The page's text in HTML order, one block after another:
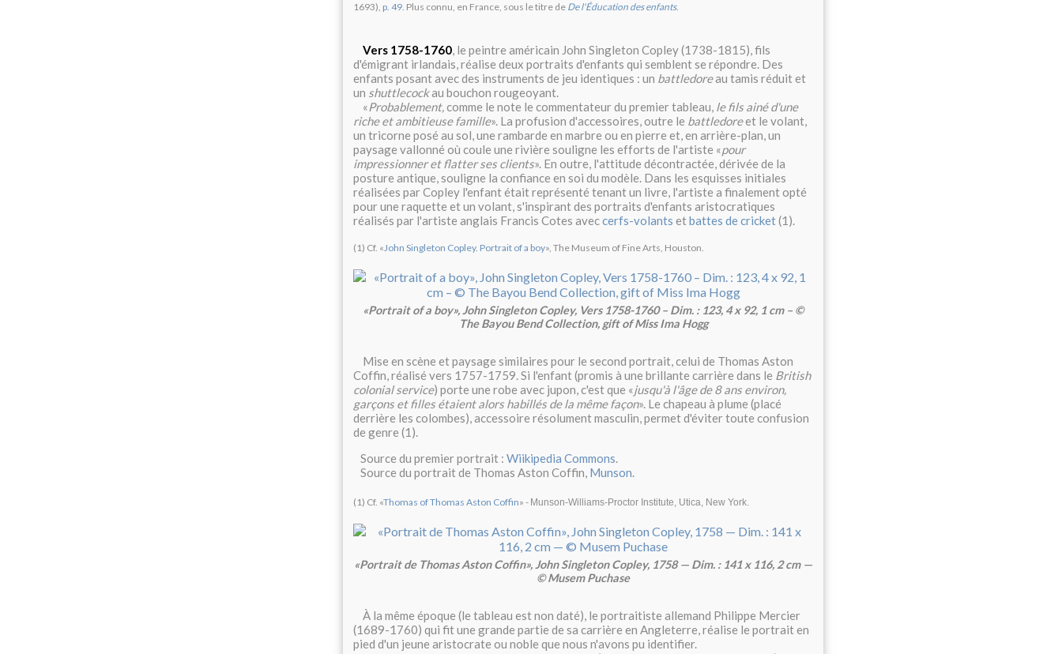
1693), p. 49. Plus connu, en France, sous le titre de De l'Éducation des enfants.
Vers 1758-1760, le peintre américain John Singleton Copley (1738-1815), fils
d'émigrant irlandais, réalise deux portraits d'enfants qui semblent se répondre. Des
enfants posant avec des instruments de jeu identiques : un battledoreau tamis réduit et
un shuttlecockau bouchon rougeoyant.
«Probablement,comme le note le commentateur du premier tableau, le fils ainé d'une
riche et ambitieuse famille». La profusion d'accessoires, outre le battledoreet le volant,
un tricorne posé au sol, une rambarde en marbre ou en pierre et, en arrière-plan, un
paysage vallonné où coule une rivière souligne les efforts de l'artiste «pour
impressionner et flatter ses clients». En outre, l'attitude décontractée, dérivée de la
posture antique, souligne la confiance en soi du modèle. Dans les esquisses initiales
réalisées par Copley l'enfant était représenté tenant un livre, l'artiste a finalement opté
pour une raquette et un volant, s'inspirant des portraits d'enfants aristocratiques
réalisés par l'artiste anglais Francis Cotes aveccerfs-volants etbattes de cricket(1).
(1) Cf. «John Singleton Copley. Portrait of a boy», The Museum of Fine Arts, Houston.
«Portrait of a boy», John Singleton Copley, Vers 1758-1760 – Dim. : 123, 4 x 92, 1 cm – ©
The Bayou Bend Collection, gift of Miss Ima Hogg
Mise en scène et paysage similaires pour le second portrait, celui de Thomas Aston
Coffin, réalisé vers 1757-1759. Si l'enfant (promis à une brillante carrière dans le British
colonial service) porte une robe avec jupon, c'est que «jusqu'à l'âge de 8 ans environ,
garçons et filles étaient alors habillés de la même façon». Le chapeau à plume (placé
derrière les colombes), accessoire résolument masculin, permet d'éviter toute confusion
de genre (1).
Source du premier portrait : Wiikipedia Commons.
Source du portrait de Thomas Aston Coffin, Munson.
(1) Cf. «Thomas of Thomas Aston Coffin» - Munson-Williams-Proctor Institute, Utica, New York.
«Portrait de Thomas Aston Coffin», John Singleton Copley, 1758 — Dim. : 141 x 116, 2 cm —
© Musem Puchase
À la même époque (le tableau est non daté), le portraitiste allemand Philippe Mercier
(1689-1760) qui fit une grande partie de sa carrière en Angleterre, réalise le portrait en
pied d'un jeune aristocrate ou noble que nous n'avons pu identifier.